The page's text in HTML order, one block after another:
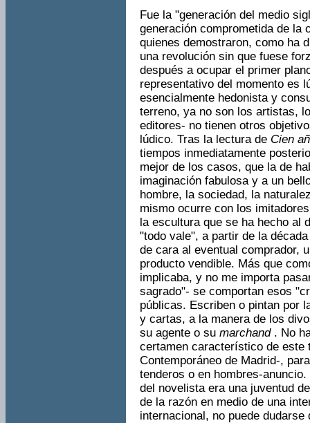
Fue la "generación del medio
generación comprometida de la
quienes demostraron, como ha
una revolución sin que fuese
después a ocupar el primer
representativo del momento es
esencialmente hedonista y
terreno, ya no son los artistas,
editores- no tienen otros
lúdico. Tras la lectura de Cien
tiempos inmediatamente
mejor de los casos, que la de
imaginación fabulosa y a un
hombre, la sociedad, la
mismo ocurre con los
la escultura que se ha hecho al
"todo vale", a partir de la
de cara al eventual comprador,
producto vendible. Más que
implicaba, y no me importa
sagrado"- se comportan esos
públicas. Escriben o pintan por
y cartas, a la manera de los
su agente o su marchand . No
certamen característico de este
Contemporáneo de Madrid-,
tenderos o en hombres-
del novelista era una juventud
de la razón en medio de una
internacional, no puede